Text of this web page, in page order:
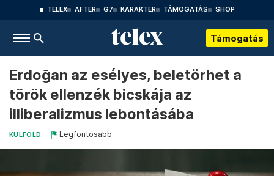
TELEX AFTER G7 KARAKTER TÁMOGATÁS SHOP
Támogatás
Erdoğan az esélyes, beletörhet a
török ellenzék bicskája az
illiberalizmus lebontásába
KÜLFÖLD Legfontosabb